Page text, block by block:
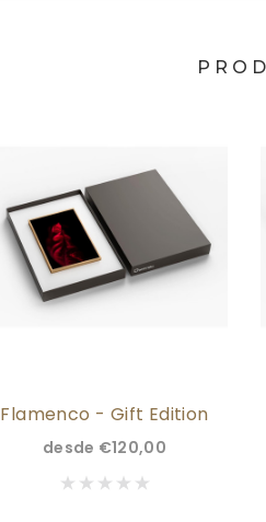
Flamenco - Gift Edition
desde €120,00